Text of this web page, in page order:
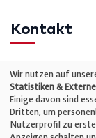
Kontakt
Telefon: +49
E-Mail:
Wir nutzen auf
Statistiken &
Einige davon sind
Dritten, um
Nutzerprofil zu